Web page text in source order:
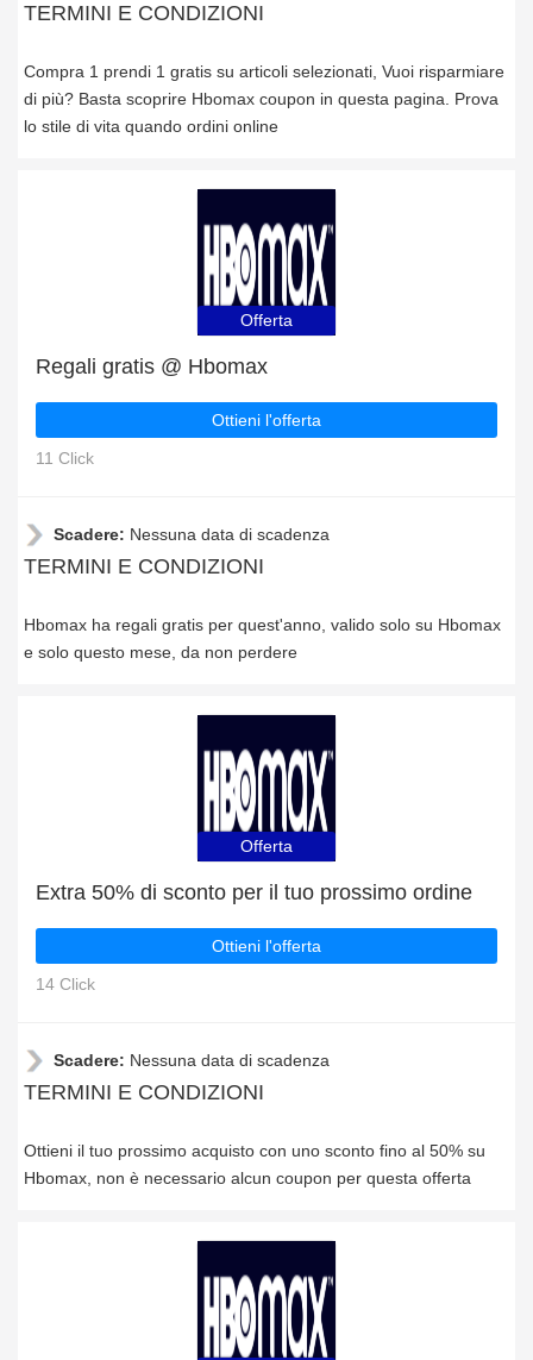
TERMINI E CONDIZIONI
Compra 1 prendi 1 gratis su articoli selezionati, Vuoi risparmiare
di più? Basta scoprire Hbomax coupon in questa pagina. Prova
lo stile di vita quando ordini online
Offerta
Regali gratis @ Hbomax
Ottieni l'offerta
11 Click
Scadere: Nessuna data di scadenza
TERMINI E CONDIZIONI
Hbomax ha regali gratis per quest'anno, valido solo su Hbomax
e solo questo mese, da non perdere
Offerta
Extra 50% di sconto per il tuo prossimo ordine
Ottieni l'offerta
14 Click
Scadere: Nessuna data di scadenza
TERMINI E CONDIZIONI
Ottieni il tuo prossimo acquisto con uno sconto fino al 50% su
Hbomax, non è necessario alcun coupon per questa offerta